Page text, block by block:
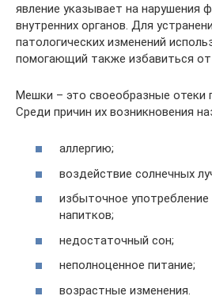
явление указывает на нарушения
внутренних органов. Для
патологических изменений
помогающий также избавиться от
Мешки – это своеобразные отеки
Среди причин их возникновения
аллергию;
воздействие солнечных
избыточное употребление
напитков;
недостаточный сон;
неполноценное питание;
возрастные изменения.